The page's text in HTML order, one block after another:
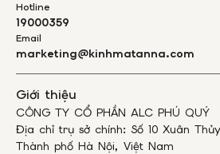
Hotline
19000359
Email
marketing@kinhmatanna.com
Giới thiệu
CÔNG TY CỔ PHẦN ALC PHÚ QUÝ
Địa chỉ trụ sở chính: Số 10 Xuân
Thành phố Hà Nội, Việt Nam